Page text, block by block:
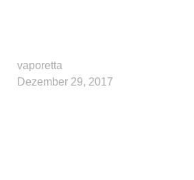
vaporetta
Dezember 29, 2017